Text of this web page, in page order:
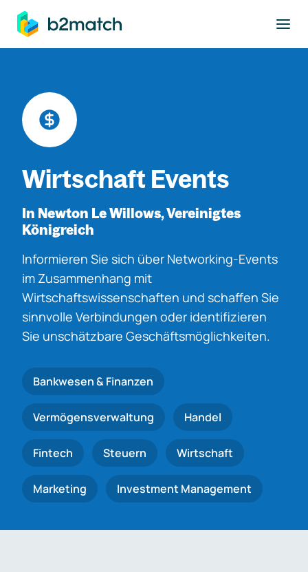
springen
Wirtschaft Events
In Newton Le Willows, Vereinigtes
Königreich
Informieren Sie sich über Networking-Events
im Zusammenhang mit
Wirtschaftswissenschaften und schaffen Sie
sinnvolle Verbindungen oder identifizieren
Sie unschätzbare Geschäftsmöglichkeiten.
Bankwesen & Finanzen
Vermögensverwaltung Handel
Fintech Steuern Wirtschaft
Marketing Investment Management